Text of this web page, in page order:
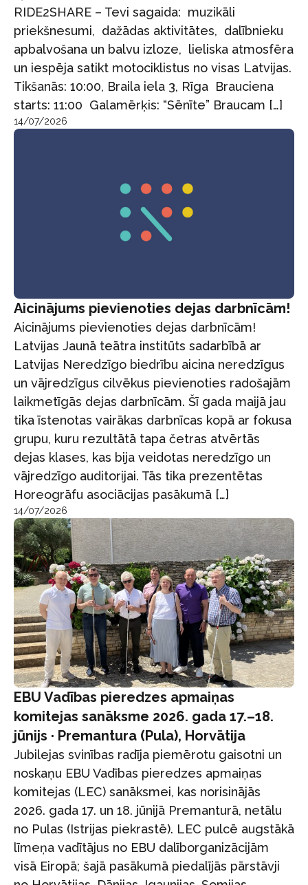
RIDE2SHARE – Tevi sagaida: muzikāli
priekšnesumi, dažādas aktivitātes, dalībnieku
apbalvošana un balvu izloze, lieliska atmosfēra
un iespēja satikt motociklistus no visas Latvijas.
Tikšanās: 10:00, Braila iela 3, Rīga Brauciena
starts: 11:00 Galamērķis: “Sēnīte” Braucam […]
14/07/2026
Aicinājums pievienoties dejas darbnīcām!
Aicinājums pievienoties dejas darbnīcām!
Latvijas Jaunā teātra institūts sadarbībā ar
Latvijas Neredzīgo biedrību aicina neredzīgus
un vājredzīgus cilvēkus pievienoties radošajām
laikmetīgās dejas darbnīcām. Šī gada maijā jau
tika īstenotas vairākas darbnīcas kopā ar fokusa
grupu, kuru rezultātā tapa četras atvērtās
dejas klases, kas bija veidotas neredzīgo un
vājredzīgo auditorijai. Tās tika prezentētas
Horeogrāfu asociācijas pasākumā […]
14/07/2026
EBU Vadības pieredzes apmaiņas
komitejas sanāksme 2026. gada 17.–18.
jūnijs · Premantura (Pula), Horvātija
Jubilejas svinības radīja piemērotu gaisotni un
noskaņu EBU Vadības pieredzes apmaiņas
komitejas (LEC) sanāksmei, kas norisinājās
2026. gada 17. un 18. jūnijā Premanturā, netālu
no Pulas (Istrijas piekrastē). LEC pulcē augstākā
līmeņa vadītājus no EBU dalīborganizācijām
visā Eiropā; šajā pasākumā piedalījās pārstāvji